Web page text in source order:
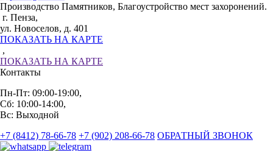
Производство Памятников, Благоустройство мест захоронений.
г. Пенза,
ул. Новоселов, д. 401
ПОКАЗАТЬ НА КАРТЕ
,
ПОКАЗАТЬ НА КАРТЕ
Контакты
Пн-Пт: 09:00-19:00,
Сб: 10:00-14:00,
Вс: Выходной
+7 (8412) 78-66-78 +7 (902) 208-66-78 ОБРАТНЫЙ ЗВОНОК